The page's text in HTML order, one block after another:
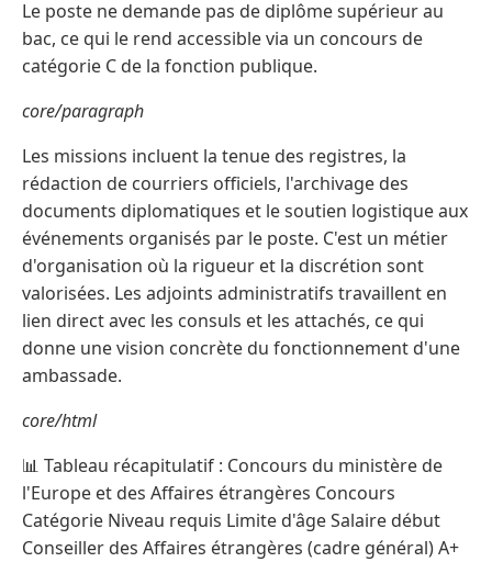
Le poste ne demande pas de diplôme supérieur au
bac, ce qui le rend accessible via un concours de
catégorie C de la fonction publique.
core/paragraph
Les missions incluent la tenue des registres, la
rédaction de courriers officiels, l'archivage des
documents diplomatiques et le soutien logistique aux
événements organisés par le poste. C'est un métier
d'organisation où la rigueur et la discrétion sont
valorisées. Les adjoints administratifs travaillent en
lien direct avec les consuls et les attachés, ce qui
donne une vision concrète du fonctionnement d'une
ambassade.
core/html
📊 Tableau récapitulatif : Concours du ministère de
l'Europe et des Affaires étrangères Concours
Catégorie Niveau requis Limite d'âge Salaire début
Conseiller des Affaires étrangères (cadre général) A+